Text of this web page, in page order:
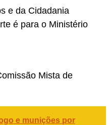
e da Cidadania
é para o Ministério
Mista de
e munições por